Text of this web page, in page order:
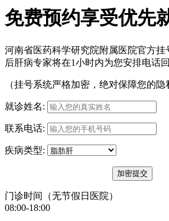
免费预约享受优先
河南省医药科学研究院附属医院官方挂
后肝病专家将在1小时内为您安排电话回
（挂号系统严格加密，绝对保障您的隐
就诊姓名:
联系电话:
疾病类型:
门诊时间（无节假日医院）
08:00-18:00